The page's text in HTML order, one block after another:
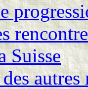
Suisse
autres